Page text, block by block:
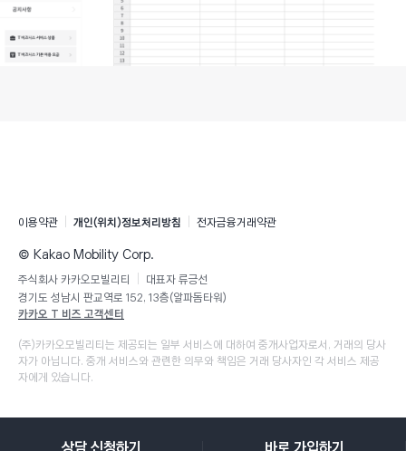
상담 신청하기 바로 가입하기
이용약관 새창열림
개인(위치)정보처리방침 새창열림
전자금융거래약관
© Kakao Mobility Corp.
주식회사 카카오모빌리티
대표자 류긍선
경기도 성남시 판교역로 152, 13층(알파돔타워)
카카오 T 비즈 고객센터
(주)카카오모빌리티는 제공되는 일부 서비스에 대하여 중개사업자로서, 거래의 당사
자가 아닙니다. 중개 서비스와 관련한 의무와 책임은 거래 당사자인 각 서비스 제공
자에게 있습니다.